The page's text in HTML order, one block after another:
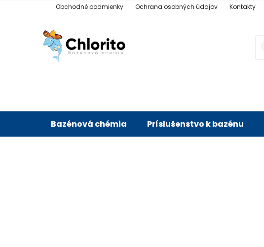
Obchodné podmienky Ochrana osobných údajov Kontakty
Bazénová chémia Príslušenstvo k bazénu